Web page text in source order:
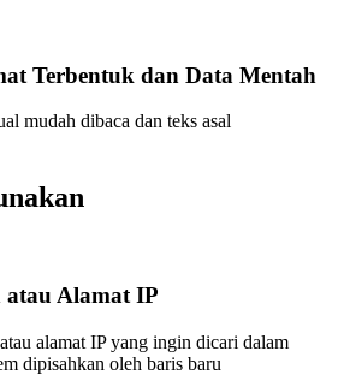
Terbentuk dan Data Mentah
mudah dibaca dan teks asal
Alamat IP
alamat IP yang ingin dicari dalam
dipisahkan oleh baris baru